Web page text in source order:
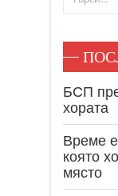
БСП
хората
Време
която
място